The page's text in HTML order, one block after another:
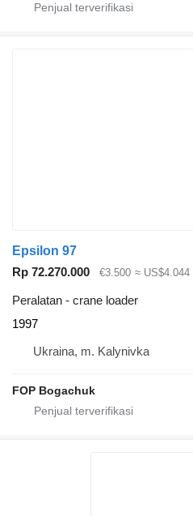
Epsilon 97
Rp 72.270.000
€3.500 ≈ US$4.044
Peralatan - crane loader
1997
Ukraina, m. Kalynivka
FOP Bogachuk